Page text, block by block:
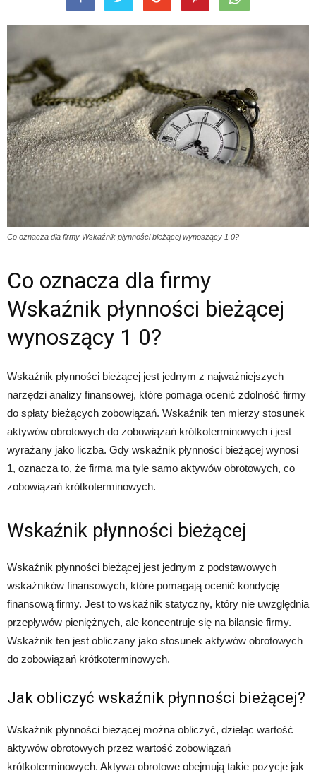
Co oznacza dla firmy Wskaźnik płynności bieżącej wynoszący 1 0?
Co oznacza dla firmy
Wskaźnik płynności bieżącej
wynoszący 1 0?
Wskaźnik płynności bieżącej jest jednym z najważniejszych
narzędzi analizy finansowej, które pomaga ocenić zdolność firmy
do spłaty bieżących zobowiązań. Wskaźnik ten mierzy stosunek
aktywów obrotowych do zobowiązań krótkoterminowych i jest
wyrażany jako liczba. Gdy wskaźnik płynności bieżącej wynosi
1, oznacza to, że firma ma tyle samo aktywów obrotowych, co
zobowiązań krótkoterminowych.
Wskaźnik płynności bieżącej
Wskaźnik płynności bieżącej jest jednym z podstawowych
wskaźników finansowych, które pomagają ocenić kondycję
finansową firmy. Jest to wskaźnik statyczny, który nie uwzględnia
przepływów pieniężnych, ale koncentruje się na bilansie firmy.
Wskaźnik ten jest obliczany jako stosunek aktywów obrotowych
do zobowiązań krótkoterminowych.
Jak obliczyć wskaźnik płynności bieżącej?
Wskaźnik płynności bieżącej można obliczyć, dzieląc wartość
aktywów obrotowych przez wartość zobowiązań
krótkoterminowych. Aktywa obrotowe obejmują takie pozycje jak